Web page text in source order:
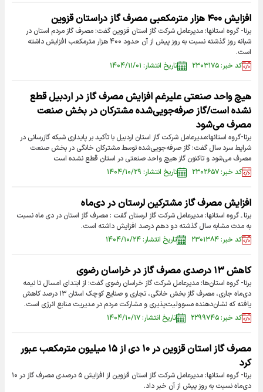
افزایش ۴۰۰ هزار مترمکعبی مصرف گاز دراستان قزوین
برنا- گروه استانها: مدیرعامل شرکت گاز استان قزوین گفت: مصرف گاز مردم استان در
شبانه ‌روز گذشته نسبت به روز پیش از آن حدود ۴۰۰ هزار مترمکعب افزایش داشته
است.
کد خبر: ۲۳۰۳۱۷۵
تاریخ انتشار: ۱۴۰۴/۱۱/۰۱
هیچ واحد صنعتی علیرغم افزایش مصرف گاز در اردبیل قطع
نشده است/گاز صرفه‌جویی‌شده مشترکان در بخش صنعت
مصرف می‌شود
برنا-گروه استانها:مدیرعامل شرکت گاز استان اردبیل با تأکید بر پایداری شبکه گازرسانی در
شرایط سرد سال گفت: گاز صرفه‌جویی‌شده توسط مشترکان خانگی در بخش صنعت
مصرف می‌شود و تاکنون گاز هیچ واحد صنعتی در استان قطع نشده است
کد خبر: ۲۳۰۲۶۵۷
تاریخ انتشار: ۱۴۰۴/۱۰/۲۹
افزایش مصرف گاز مشترکین لرستان در دی‌ماه
برنا ـ گروه استانها: مدیرعامل شرکت گاز لرستان گفت : مصرف گاز استان در دی‌ ماه نسبت
به مدت مشابه سال گذشته دو دهم درصد افزایش داشته است.
کد خبر: ۲۳۰۱۳۸۴
تاریخ انتشار: ۱۴۰۴/۱۰/۲۴
کاهش ۱۳ درصدی مصرف گاز در خراسان رضوی
برنا- گروه استان‌ها: مدیرعامل شرکت گاز خراسان رضوی گفت: از ابتدای امسال تا نیمه
دی‌ماه جاری، مصرف گاز بخش خانگی، تجاری و صنایع کوچک استان ۱۳ درصد کاهش
یافته که نشان‌دهنده مسوولیت‌پذیری و مشارکت مردم در مدیریت منابع انرژی است.
کد خبر: ۲۲۹۹۷۴۵
تاریخ انتشار: ۱۴۰۴/۱۰/۱۷
مصرف گاز استان قزوین در ۱۰ دی از ۱۵ میلیون مترمکعب عبور
کرد
برنا- گروه استانها: مدیرعامل شرکت گاز استان قزوین از افزایش ۵ درصدی مصرف گاز در ۱۰
دی‌ماه نسبت به روز پیش از آن خبر داد.